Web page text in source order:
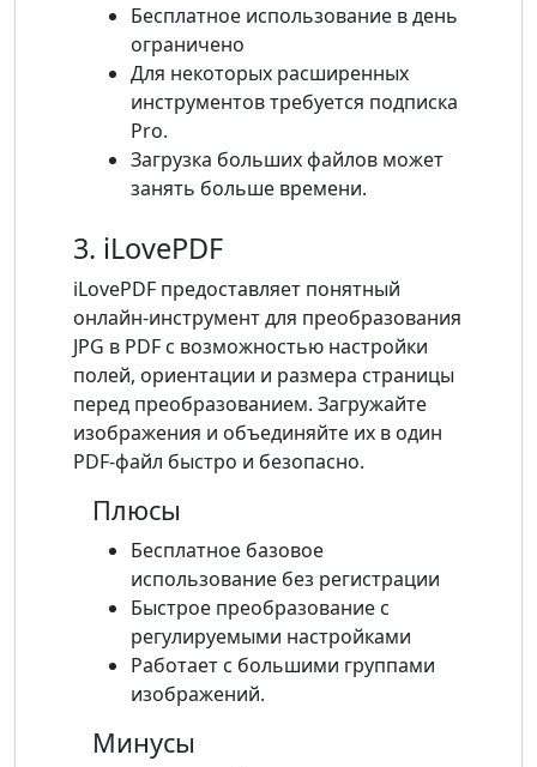
Бесплатное использование в день
ограничено
Для некоторых расширенных
инструментов требуется подписка
Pro.
Загрузка больших файлов может
занять больше времени.
3. iLovePDF
iLovePDF предоставляет понятный
онлайн-инструмент для преобразования
JPG в PDF с возможностью настройки
полей, ориентации и размера страницы
перед преобразованием. Загружайте
изображения и объединяйте их в один
PDF-файл быстро и безопасно.
Плюсы
Бесплатное базовое
использование без регистрации
Быстрое преобразование с
регулируемыми настройками
Работает с большими группами
изображений.
Минусы